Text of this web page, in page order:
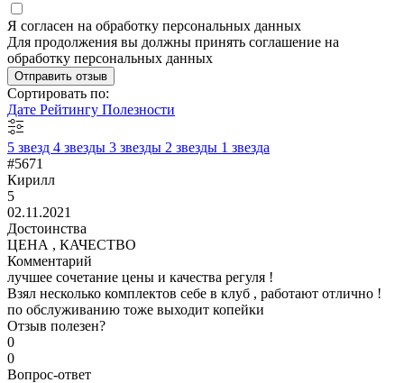
Я согласен на обработку персональных данных
Для продолжения вы должны принять соглашение на
обработку персональных данных
Отправить отзыв
Сортировать по:
Дате Рейтингу Полезности
5 звезд 4 звезды 3 звезды 2 звезды 1 звезда
#5671
Кирилл
5
02.11.2021
Достоинства
ЦЕНА , КАЧЕСТВО
Комментарий
лучшее сочетание цены и качества регуля !
Взял несколько комплектов себе в клуб , работают отлично !
по обслуживанию тоже выходит копейки
Отзыв полезен?
0
0
Вопрос-ответ